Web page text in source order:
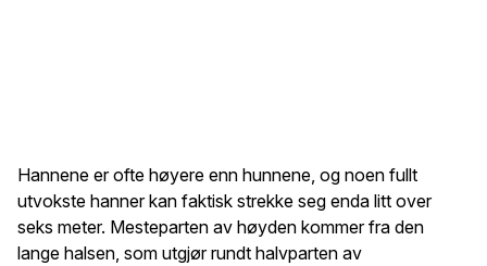
Hannene er ofte høyere enn hunnene, og noen fullt
utvokste hanner kan faktisk strekke seg enda litt over
seks meter. Mesteparten av høyden kommer fra den
lange halsen, som utgjør rundt halvparten av